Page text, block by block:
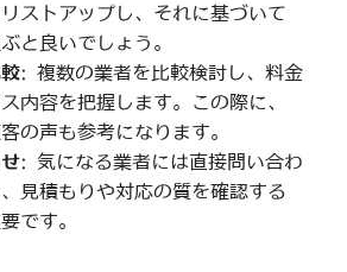
ストアップし、それに基づいて
と良いでしょう。
: 複数の業者を比較検討し、料金
内容を把握します。この際に、
の声も参考になります。
: 気になる業者には直接問い合わ
見積もりや対応の質を確認する
です。